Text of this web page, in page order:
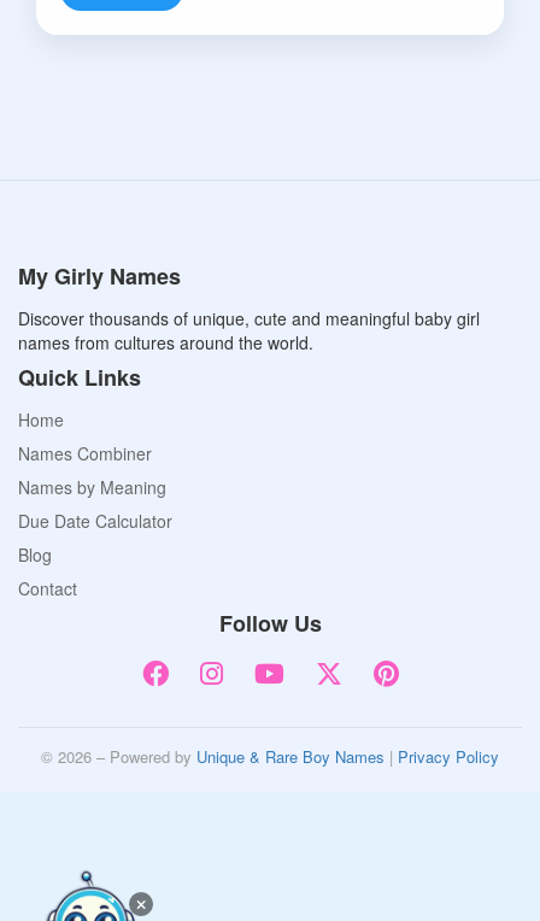
My Girly Names
Discover thousands of unique, cute and meaningful baby girl
names from cultures around the world.
Quick Links
Home
Names Combiner
Names by Meaning
Due Date Calculator
Blog
Contact
Follow Us
© 2026 – Powered by Unique & Rare Boy Names | Privacy Policy